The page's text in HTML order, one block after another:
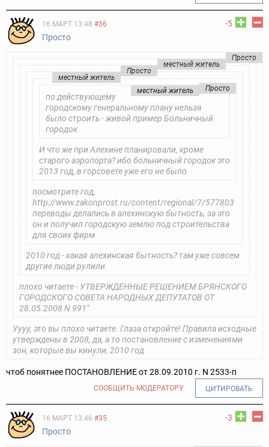
-5
16 МАРТ 13:48 #36
Просто
Просто
местный житель
Просто
местный житель
Просто
местный житель
по действующему
городскому генеральному плану нельзя
было строить - живой пример Больничный
городок
И что же при Алехине планировали, кроме
старого аэропорта? ибо больничный городок это
2013 год, в горсовете уже его не было
посмотрите год,
http://www.zakonprost.ru/content/regional/7/577803
переводы делались в алехинскую бытность, за это
он и получил городскую землю под строительства
для своих фирм
2010 год - какая алехинская бытность? там уже совсем
другие люди рулили
плохо читаете - УТВЕРЖДЕННЫЕ РЕШЕНИЕМ БРЯНСКОГО
ГОРОДСКОГО СОВЕТА НАРОДНЫХ ДЕПУТАТОВ ОТ
28.05.2008 N 991"
Уууу, это вы плохо читаете. Глаза откройте! Правила исходные
утверждены в 2008, да, а то постановление с изменениями
зон, которые вы кинули, 2010 год
чтоб понятнее ПОСТАНОВЛЕНИЕ от 28.09.2010 г. N 2533-п
СООБЩИТЬ МОДЕРАТОРУ ЦИТИРОВАТЬ
-3
16 МАРТ 13:46 #35
Просто